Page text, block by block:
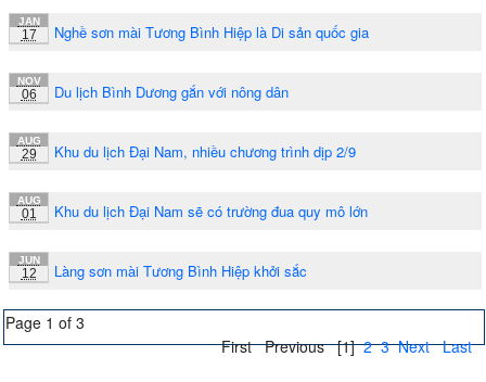
JAN
17 Nghề sơn mài Tương Bình Hiệp là Di sản quốc gia
NOV
06 Du lịch Bình Dương gắn với nông dân
AUG
29 Khu du lịch Đại Nam, nhiều chương trình dịp 2/9
AUG
01 Khu du lịch Đại Nam sẽ có trường đua quy mô lớn
JUN
12 Làng sơn mài Tương Bình Hiệp khởi sắc
Page 1 of 3
First Previous [1] 2 3 Next Last